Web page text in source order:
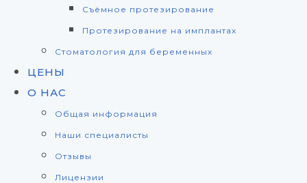
Съёмное протезирование
Протезирование на имплантах
Стоматология для беременных
ЦЕНЫ
О НАС
Общая информация
Наши специалисты
Отзывы
Лицензии